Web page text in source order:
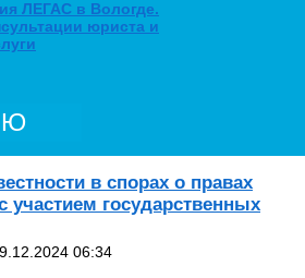
в спорах о правах
участием государственных
06:34